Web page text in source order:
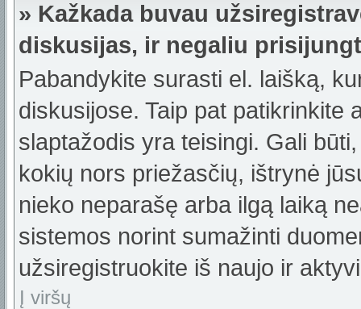
» Kažkada buvau
diskusijas, ir negaliu
Pabandykite surasti el. laišką,
diskusijose. Taip pat patikrinkite
slaptažodis yra teisingi. Gali
kokių nors priežasčių, ištrynė
nieko neparašę arba ilgą laiką
sistemos norint sumažinti
užsiregistruokite iš naujo ir
Į viršų